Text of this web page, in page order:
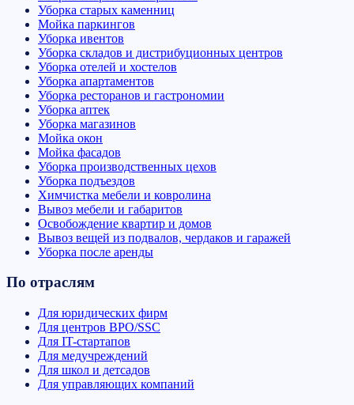
Уборка старых каменниц
Мойка паркингов
Уборка ивентов
Уборка складов и дистрибуционных центров
Уборка отелей и хостелов
Уборка апартаментов
Уборка ресторанов и гастрономии
Уборка аптек
Уборка магазинов
Мойка окон
Мойка фасадов
Уборка производственных цехов
Уборка подъездов
Химчистка мебели и ковролина
Вывоз мебели и габаритов
Освобождение квартир и домов
Вывоз вещей из подвалов, чердаков и гаражей
Уборка после аренды
По отраслям
Для юридических фирм
Для центров BPO/SSC
Для IT-стартапов
Для медучреждений
Для школ и детсадов
Для управляющих компаний